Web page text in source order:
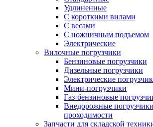
Удлиненные
С короткими вилами
С весами
С ножничным подъемом
Электрические
Вилочные погрузчики
Бензиновые погрузчики
Дизельные погрузчики
Электрические
Мини-погрузчики
Газ-бензиновые
Внедорожные
проходимости
Запчасти для складской